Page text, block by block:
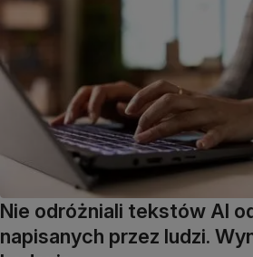
Nie odróżniali tekstów AI
napisanych przez ludzi.